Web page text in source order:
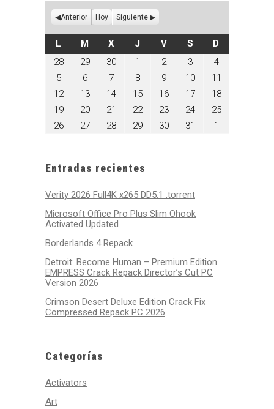
Anterior Hoy Siguiente
L LUNES
M MARTES
XMIÉRCOLES
J JUEVES
VVIERNES
SSÁBADO
D
28abril 29abril 30abril
1
2025
2mayo
2025
3mayo
3,
2025
4mayo
4,
2025
5mayo
5,
2025
6mayo
6,
2025
7mayo
7,
2025
8mayo
8,
2025
9mayo
9,
2025
10mayo
10,
11
11,
2025
12mayo
2025
13mayo
2025
14mayo
2025
15mayo
2025
16mayo
2025
17mayo
2025
18mayo
18,
2025
19mayo
2025
20mayo
20,
2025
21
mayo
2025
22mayo
2025
23mayo
2025
24mayo25mayo
26mayo27mayo28mayo29mayo30mayo31
mayo1
Entradas recientes
Verity 2026 Full4K x265 DD5.1 .torrent
Microsoft Office Pro Plus Slim Ohook
Activated Updated
Borderlands 4 Repack
Detroit: Become Human – Premium Edition
EMPRESS Crack Repack Director’s Cut PC
Version 2026
Crimson Desert Deluxe Edition Crack Fix
Compressed Repack PC 2026
Categorías
Activators
Art